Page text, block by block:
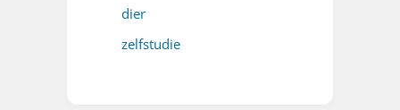
dier
zelfstudie